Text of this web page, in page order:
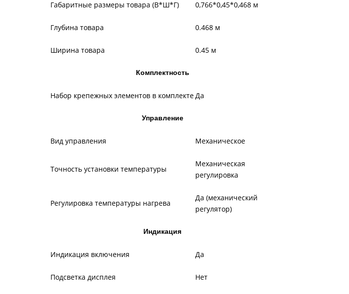
Габаритные размеры товара (В*Ш*Г) 0,766*0,45*0,468 м
Глубина товара 0.468 м
Ширина товара 0.45 м
Комплектность
Набор крепежных элементов в комплектеДа
Управление
Вид управления Механическое
Точность установки температуры
Механическая
регулировка
Регулировка температуры нагрева
Да (механический
регулятор)
Индикация
Индикация включения Да
Подсветка дисплея Нет